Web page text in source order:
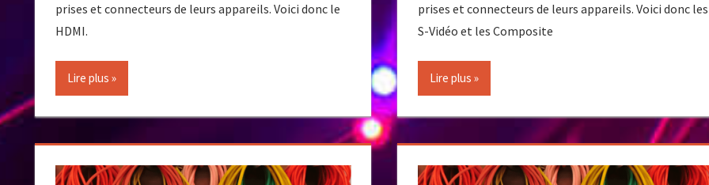
prises et connecteurs de leurs appareils. Voici donc le
HDMI.
Lire plus
prises et connecteurs de leurs appareils. Voici donc les
S-Vidéo et les Composite
Lire plus